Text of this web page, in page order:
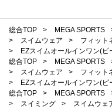
総合TOP > MEGA SPORTS
>
スイムウェア >
フィット
>
EZスイムオールインワン(ピ
総合TOP
> MEGA SPORTS
>
スイムウェア >
フィット
>
EZスイムオールインワン(ピ
総合TOP
> MEGA SPORTS
>
スイミング > スイムウェ